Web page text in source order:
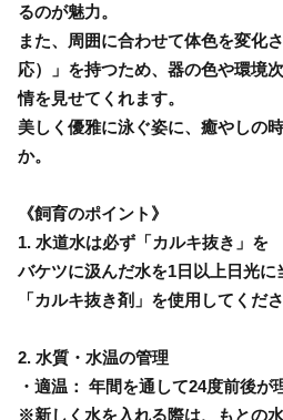
るのが魅力。
また、周囲に合わせて体色を変化
応）」を持つため、器の色や環境
情を見せてくれます。
美しく優雅に泳ぐ姿に、癒やしの
か。
《飼育のポイント》
1. 水道水は必ず「カルキ抜き」を
バケツに汲んだ水を1日以上日光
「カルキ抜き剤」を使用してくださ
2. 水質・水温の管理
・適温： 年間を通して24度前後が
※新しく水を入れる際は、もとの